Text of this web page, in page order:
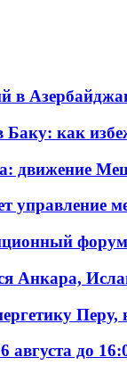
в
Баку: как
движение
управление
Анкара,
до